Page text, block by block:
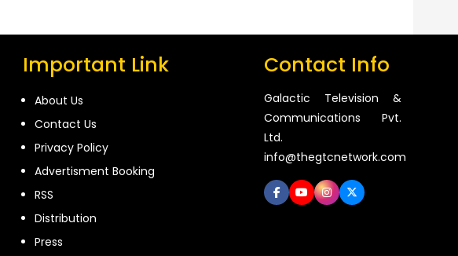
Important Link
About Us
Contact Us
Privacy Policy
Advertisment Booking
RSS
Distribution
Press
Contact Info
Galactic Television &
Communications Pvt.
Ltd.
info@thegtcnetwork.com